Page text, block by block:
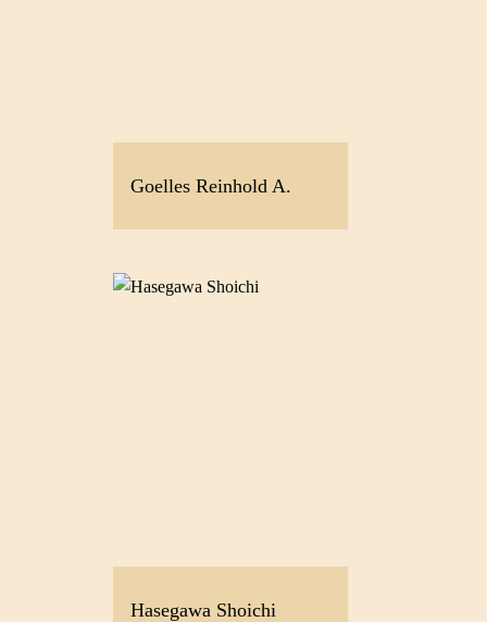
Goelles Reinhold A.
Hasegawa Shoichi